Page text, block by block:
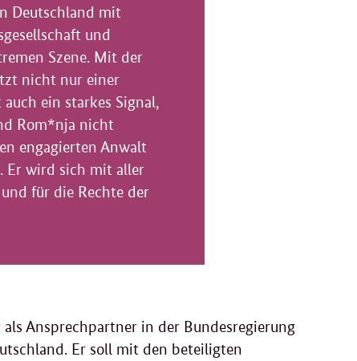
Deutschland mit
und
Szene. Mit der
nicht nur einer
ein starkes Signal,
Rom*nja nicht
engagierten Anwalt
Er wird sich mit aller
für die Rechte der
Ansprechpartner in der Bundesregierung
Er soll mit den beteiligten